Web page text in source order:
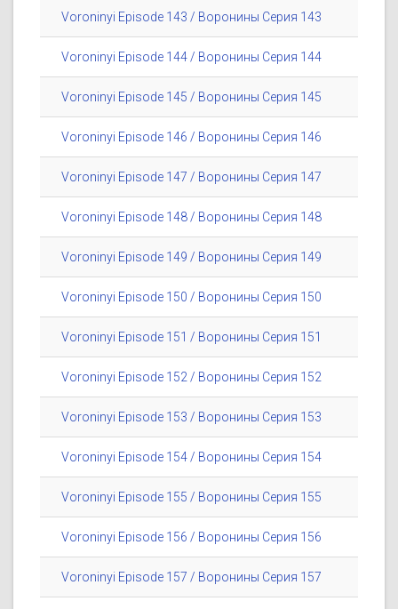
Voroninyi Episode 143 / Воронины Серия 143
Voroninyi Episode 144 / Воронины Серия 144
Voroninyi Episode 145 / Воронины Серия 145
Voroninyi Episode 146 / Воронины Серия 146
Voroninyi Episode 147 / Воронины Серия 147
Voroninyi Episode 148 / Воронины Серия 148
Voroninyi Episode 149 / Воронины Серия 149
Voroninyi Episode 150 / Воронины Серия 150
Voroninyi Episode 151 / Воронины Серия 151
Voroninyi Episode 152 / Воронины Серия 152
Voroninyi Episode 153 / Воронины Серия 153
Voroninyi Episode 154 / Воронины Серия 154
Voroninyi Episode 155 / Воронины Серия 155
Voroninyi Episode 156 / Воронины Серия 156
Voroninyi Episode 157 / Воронины Серия 157